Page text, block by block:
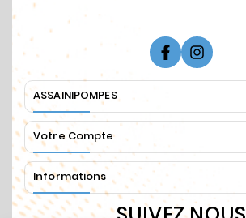
ASSAINIPOMPES
Votre Compte
Informations